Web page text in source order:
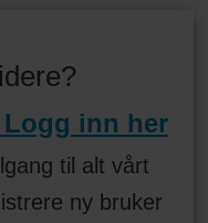
inn her
til alt vårt
ny bruker